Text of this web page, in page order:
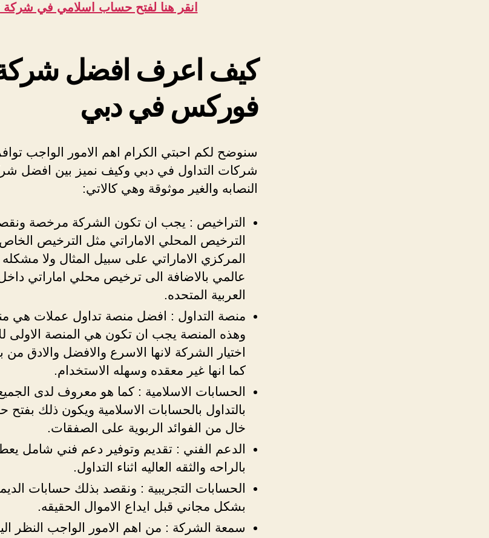
انقر هنا لفتح حساب اسلامي في شركة ADSS
كيف اعرف افضل شركة
فوركس في دبي
سنوضح لكم احبتي الكرام اهم الامور الواجب
شركات التداول في دبي وكيف نميز بين افضل
النصابه والغير موثوقة وهي كالاتي:
التراخيص : يجب ان تكون الشركة مرخصة
الترخيص المحلي الاماراتي مثل الترخيص
المركزي الاماراتي على سبيل المثال ولا
عالمي بالاضافة الى ترخيص محلي اماراتي داخل
العربية المتحده.
منصة التداول : افضل منصة تداول عملات هي
وهذه المنصة يجب ان تكون هي المنصة الاولى
اختيار الشركة لانها الاسرع والافضل والادق
كما انها غير معقده وسهله الاستخدام.
الحسابات الاسلامية : كما هو معروف لدى
بالتداول بالحسابات الاسلامية ويكون ذلك
خال من الفوائد الربوية على الصفقات.
الدعم الفني : تقديم وتوفير دعم فني شامل
بالراحه والثقه العاليه اثناء التداول.
الحسابات التجريبية : ونقصد بذلك حسابات
بشكل مجاني قبل ايداع الاموال الحقيقه.
سمعة الشركة : من اهم الامور الواجب النظر